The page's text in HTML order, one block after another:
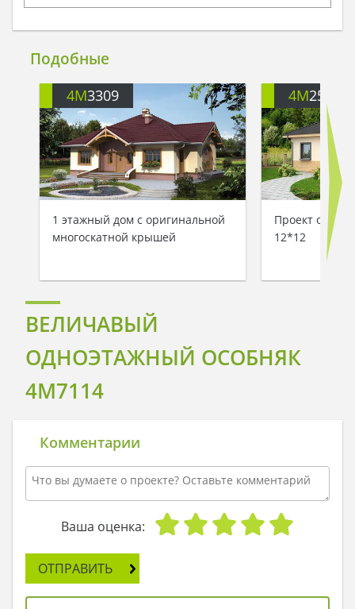
Подобные
4M3309
1 этажный дом с оригинальной
многоскатной крышей
4M250
Проект
12*12
ВЕЛИЧАВЫЙ
ОДНОЭТАЖНЫЙ ОСОБНЯК
4M7114
Комментарии
Ваша оценка:
ОТПРАВИТЬ